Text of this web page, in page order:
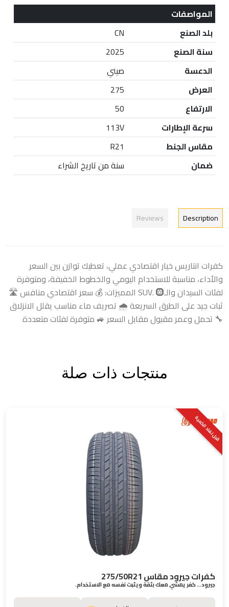
المواصفات
بلد الصنع
CN
سنة الصنع
2025
الدعسة
صيني
العرض
275
الارتفاع
50
سرعة الإطارات
113V
مقاس الجنط
R21
ضمان
سنة من تاريخ الشراء
Description
Reviews
كفرات انتاريس خيار اقتصادي عملي، تعطيك توازن بين السعر
والأداء، مناسبة للاستخدام اليومي والخطوط الخفيفة، ومتوفرة
لفئات السيدان والـSUV. 🛞 المميزات: 💰 سعر اقتصادي منافس 🛣️
ثبات جيد على الطرق السريعة 🌧️ تصريف ماء مناسب يقلل الانزلاق
🔧 تحمل وعمر مقبول مقابل السعر 🚙 متوفرة لفئات متعددة
منتجات ذات صلة
قبل نفاد الكمية
كفرات جيرود مقاس 275/50R21
جيرود… كفر يمشي معك بثقة ويثبت نفسه مع الاستخدام.